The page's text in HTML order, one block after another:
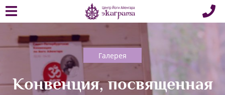
Галерея
Конвенция, посвященная